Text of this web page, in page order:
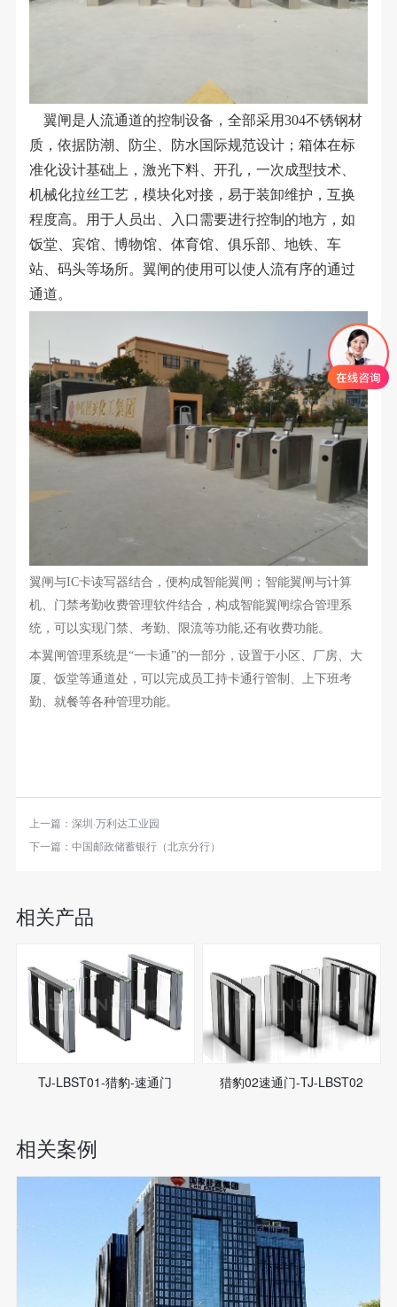
翼闸是人流通道的控制设备，全部采用304不锈钢材
质，依据防潮、防尘、防水国际规范设计；箱体在标
准化设计基础上，激光下料、开孔，一次成型技术、
机械化拉丝工艺，模块化对接，易于装卸维护，互换
程度高。用于人员出、入口需要进行控制的地方，如
饭堂、宾馆、博物馆、体育馆、俱乐部、地铁、车
站、码头等场所。翼闸的使用可以使人流有序的通过
通道。
翼闸与IC卡读写器结合，便构成智能翼闸；智能翼闸与计算
机、门禁考勤收费管理软件结合，构成智能翼闸综合管理系
统，可以实现门禁、考勤、限流等功能,还有收费功能。
本翼闸管理系统是“一卡通”的一部分，设置于小区、厂房、大
厦、饭堂等通道处，可以完成员工持卡通行管制、上下班考
勤、就餐等各种管理功能。
上一篇： 深圳·万利达工业园
下一篇： 中国邮政储蓄银行（北京分行）
相关产品
TJ-LBST01-猎豹-速通门 猎豹02速通门-TJ-LBST02
相关案例